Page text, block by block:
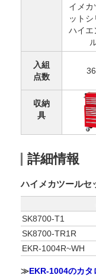
イメカ
ット
ハイエ
入組
点数
収納
具
詳細情報
ハイメカツールセ
SK8700-T1
SK8700-TR1R
EKR-1004R~WH
≫EKR-1004のカタ